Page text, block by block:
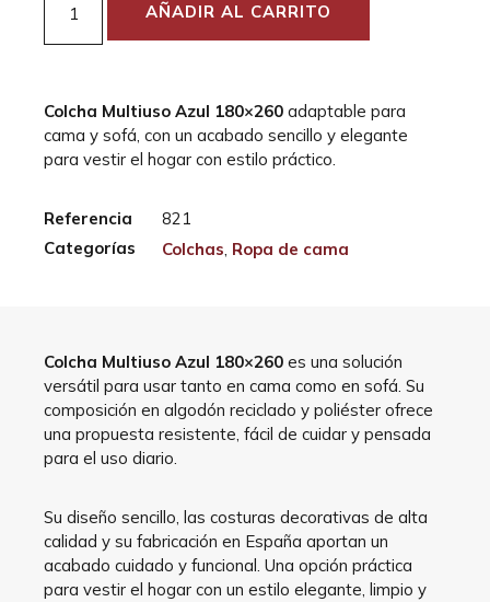
AÑADIR AL CARRITO
Colcha Multiuso Azul 180×260 adaptable para
cama y sofá, con un acabado sencillo y elegante
para vestir el hogar con estilo práctico.
Referencia
821
Categorías
Colchas, Ropa de cama
Colcha Multiuso Azul 180×260 es una solución
versátil para usar tanto en cama como en sofá. Su
composición en algodón reciclado y poliéster ofrece
una propuesta resistente, fácil de cuidar y pensada
para el uso diario.
Su diseño sencillo, las costuras decorativas de alta
calidad y su fabricación en España aportan un
acabado cuidado y funcional. Una opción práctica
para vestir el hogar con un estilo elegante, limpio y